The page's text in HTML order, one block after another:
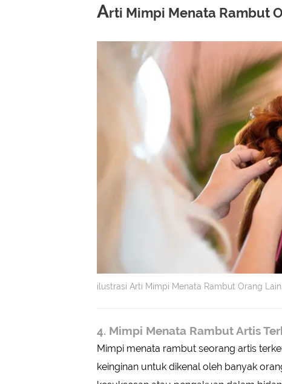
Arti Mimpi Menata Rambut
ilustrasi Arti Mimpi Menata Rambut Orang
4. Mimpi Menata Rambut Artis
Mimpi menata rambut seorang artis
keinginan untuk dikenal oleh banyak